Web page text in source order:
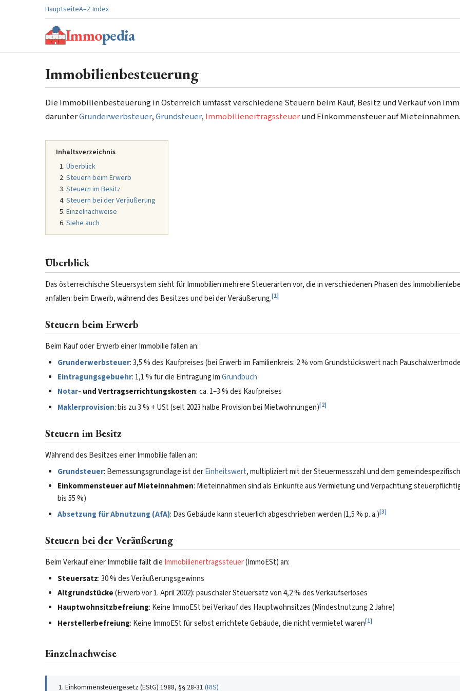
HauptseiteA–Z Index
Immopedia
Immobilienbesteuerung
Die Immobilienbesteuerung in Österreich umfasst verschiedene Steuern beim Kauf, Besitz und Verkauf von
darunterGrunderwerbsteuer,Grundsteuer, Immobilienertragssteuerund Einkommensteuer auf Mieteinnahmen.
Inhaltsverzeichnis
Überblick
Steuern beim Erwerb
Steuern im Besitz
Steuern bei der Veräußerung
Einzelnachweise
Siehe auch
Überblick
Das österreichische Steuersystem sieht für Immobilien mehrere Steuerarten vor, die in verschiedenen Phasen des
anfallen: beim Erwerb, während des Besitzes und bei der Veräußerung.[1]
Steuern beim Erwerb
Beim Kauf oder Erwerb einer Immobilie fallen an:
Grunderwerbsteuer: 3,5 % des Kaufpreises (bei Erwerb im Familienkreis: 2 % vom Grundstückswert nach
Eintragungsgebuehr: 1,1 % für die Eintragung imGrundbuch
Notar- und Vertragserrichtungskosten: ca. 1–3 % des Kaufpreises
Maklerprovision: bis zu 3 % + USt (seit 2023 halbe Provision bei Mietwohnungen)[2]
Steuern im Besitz
Während des Besitzes einer Immobilie fallen an:
Grundsteuer: Bemessungsgrundlage ist derEinheitswert, multipliziert mit der Steuermesszahl und dem
Einkommensteuer auf Mieteinnahmen: Mieteinnahmen sind als Einkünfte aus Vermietung und Verpachtung
bis 55 %)
Absetzung für Abnutzung (AfA): Das Gebäude kann steuerlich abgeschrieben werden (1,5 % p. a.)[3]
Steuern bei der Veräußerung
Beim Verkauf einer Immobilie fällt die Immobilienertragssteuer(ImmoESt) an:
Steuersatz: 30 % des Veräußerungsgewinns
Altgrundstücke(Erwerb vor 1. April 2002): pauschaler Steuersatz von 4,2 % des Verkaufserlöses
Hauptwohnsitzbefreiung: Keine ImmoESt bei Verkauf des Hauptwohnsitzes (Mindestnutzung 2 Jahre)
Herstellerbefreiung: Keine ImmoESt für selbst errichtete Gebäude, die nicht vermietet waren[1]
Einzelnachweise
Einkommensteuergesetz (EStG) 1988, §§ 28-31 (RIS)